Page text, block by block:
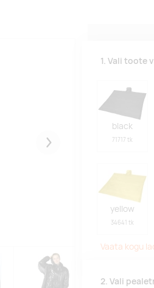
Järgmised
1. Vali toote
black
71717 tk
yellow
34641 tk
Vaata kogu
2. Vali